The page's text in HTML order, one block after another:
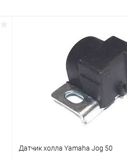
Датчик холла Yamaha Jog 50